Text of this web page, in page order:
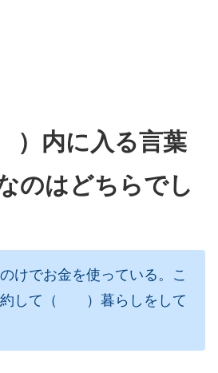
内に入る言葉
のはどちらでし
けでお金を使っている。こ
約して（ ）暮らしをして